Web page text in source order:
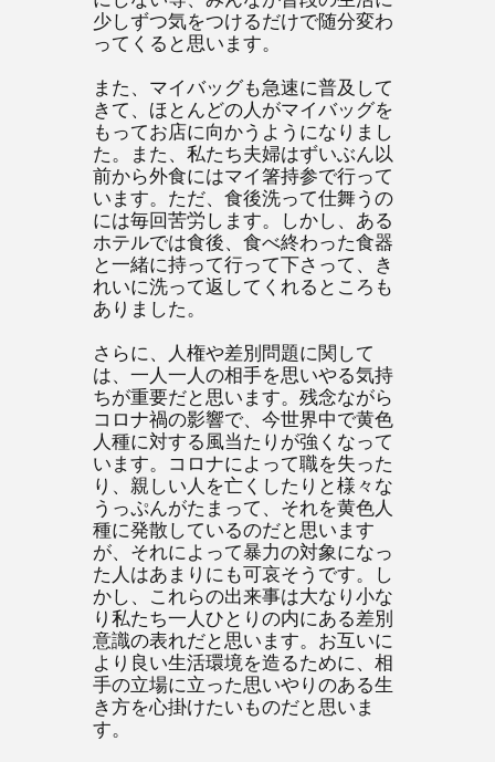
少しずつ気をつけるだけで随分変わ
ってくると思います。
また、マイバッグも急速に普及して
きて、ほとんどの人がマイバッグを
もってお店に向かうようになりまし
た。また、私たち夫婦はずいぶん以
前から外食にはマイ箸持参で行って
います。ただ、食後洗って仕舞うの
には毎回苦労します。しかし、ある
ホテルでは食後、食べ終わった食器
と一緒に持って行って下さって、き
れいに洗って返してくれるところも
ありました。
さらに、人権や差別問題に関して
は、一人一人の相手を思いやる気持
ちが重要だと思います。残念ながら
コロナ禍の影響で、今世界中で黄色
人種に対する風当たりが強くなって
います。コロナによって職を失った
り、親しい人を亡くしたりと様々な
うっぷんがたまって、それを黄色人
種に発散しているのだと思います
が、それによって暴力の対象になっ
た人はあまりにも可哀そうです。し
かし、これらの出来事は大なり小な
り私たち一人ひとりの内にある差別
意識の表れだと思います。お互いに
より良い生活環境を造るために、相
手の立場に立った思いやりのある生
き方を心掛けたいものだと思いま
す。